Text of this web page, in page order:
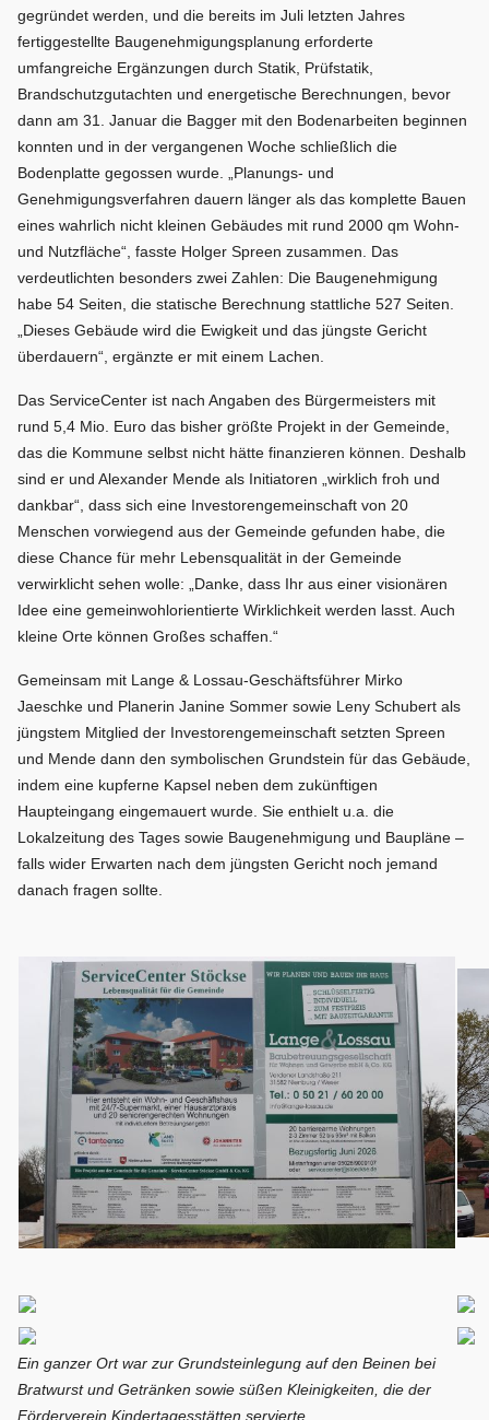
gegründet werden, und die bereits im Juli letzten Jahres
fertiggestellte Baugenehmigungsplanung erforderte
umfangreiche Ergänzungen durch Statik, Prüfstatik,
Brandschutzgutachten und energetische Berechnungen, bevor
dann am 31. Januar die Bagger mit den Bodenarbeiten beginnen
konnten und in der vergangenen Woche schließlich die
Bodenplatte gegossen wurde. „Planungs- und
Genehmigungsverfahren dauern länger als das komplette Bauen
eines wahrlich nicht kleinen Gebäudes mit rund 2000 qm Wohn-
und Nutzfläche“, fasste Holger Spreen zusammen. Das
verdeutlichten besonders zwei Zahlen: Die Baugenehmigung
habe 54 Seiten, die statische Berechnung stattliche 527 Seiten.
„Dieses Gebäude wird die Ewigkeit und das jüngste Gericht
überdauern“, ergänzte er mit einem Lachen.
Das ServiceCenter ist nach Angaben des Bürgermeisters mit
rund 5,4 Mio. Euro das bisher größte Projekt in der Gemeinde,
das die Kommune selbst nicht hätte finanzieren können. Deshalb
sind er und Alexander Mende als Initiatoren „wirklich froh und
dankbar“, dass sich eine Investorengemeinschaft von 20
Menschen vorwiegend aus der Gemeinde gefunden habe, die
diese Chance für mehr Lebensqualität in der Gemeinde
verwirklicht sehen wolle: „Danke, dass Ihr aus einer visionären
Idee eine gemeinwohlorientierte Wirklichkeit werden lasst. Auch
kleine Orte können Großes schaffen.“
Gemeinsam mit Lange & Lossau-Geschäftsführer Mirko
Jaeschke und Planerin Janine Sommer sowie Leny Schubert als
jüngstem Mitglied der Investorengemeinschaft setzten Spreen
und Mende dann den symbolischen Grundstein für das Gebäude,
indem eine kupferne Kapsel neben dem zukünftigen
Haupteingang eingemauert wurde. Sie enthielt u.a. die
Lokalzeitung des Tages sowie Baugenehmigung und Baupläne –
falls wider Erwarten nach dem jüngsten Gericht noch jemand
danach fragen sollte.
Ein ganzer Ort war zur Grundsteinlegung auf den Beinen bei
Bratwurst und Getränken sowie süßen Kleinigkeiten, die der
Förderverein Kindertagesstätten servierte.